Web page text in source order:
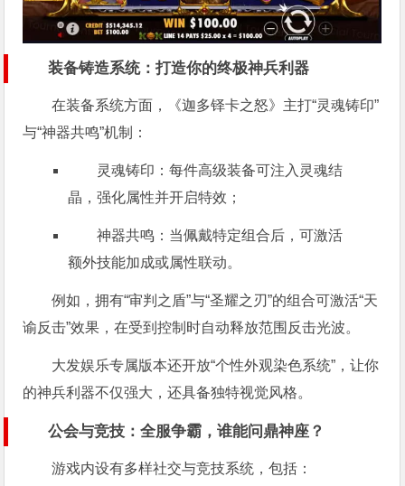
装备铸造系统：打造你的终极神兵利器
在装备系统方面，《迦多铎卡之怒》主打“灵魂铸印”
与“神器共鸣”机制：
灵魂铸印：每件高级装备可注入灵魂结
晶，强化属性并开启特效；
神器共鸣：当佩戴特定组合后，可激活
额外技能加成或属性联动。
例如，拥有“审判之盾”与“圣耀之刃”的组合可激活“天
谕反击”效果，在受到控制时自动释放范围反击光波。
大发娱乐专属版本还开放“个性外观染色系统”，让你
的神兵利器不仅强大，还具备独特视觉风格。
公会与竞技：全服争霸，谁能问鼎神座？
游戏内设有多样社交与竞技系统，包括：